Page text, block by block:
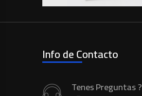
Info de Contacto
Tenes Preguntas ?